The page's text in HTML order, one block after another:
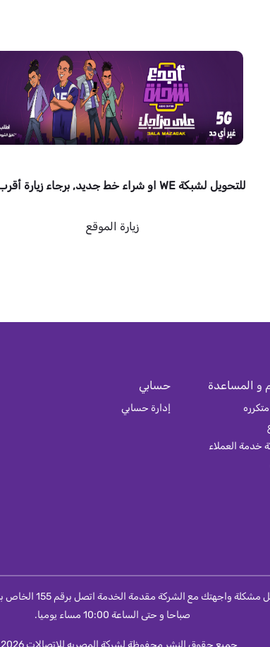
للتحويل لشبكة WE او شراء خط جديد, برجاء زيارة أقرب فرع
زيارة الموقع
و المساعدة
خدمة العملاء
حسابي
إدارة حسابي
صباحا و حتى الساعة 10:00 مساء يوميا.
جميع حقوق النشر محفوظة لشركة المصريه للاتصالات 2026 ©.